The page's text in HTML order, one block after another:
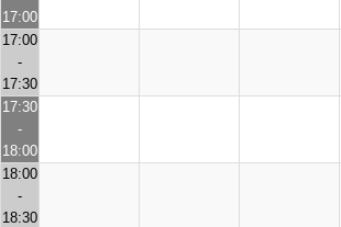
17:00
17:00
-
17:30
17:30
-
18:00
18:00
-
18:30